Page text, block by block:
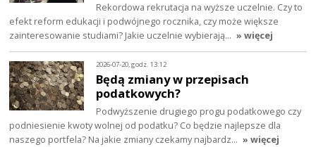
Rekordowa rekrutacja na wyższe uczelnie. Czy to
efekt reform edukacji i podwójnego rocznika, czy może większe
zainteresowanie studiami? Jakie uczelnie wybierają… » więcej
2026-07-20, godz. 13:12
Będą zmiany w przepisach
podatkowych?
Podwyższenie drugiego progu podatkowego czy
podniesienie kwoty wolnej od podatku? Co będzie najlepsze dla
naszego portfela? Na jakie zmiany czekamy najbardz… » więcej